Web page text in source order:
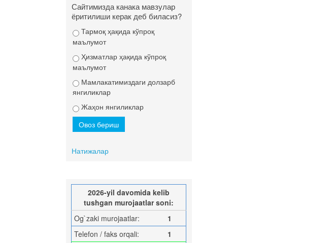
Сайтимизда канака мавзулар
ёритилиши керак деб биласиз?
Тармоқ ҳақида кўпроқ
маълумот
Ҳизматлар ҳақида кўпроқ
маълумот
Мамлакатимиздаги долзарб
янгиликлар
Жаҳон янгиликлар
Натижалар
2026-yil davomida kelib
tushgan murojaatlar soni:
Og`zaki murojaatlar:
1
Telefon / faks orqali:
1